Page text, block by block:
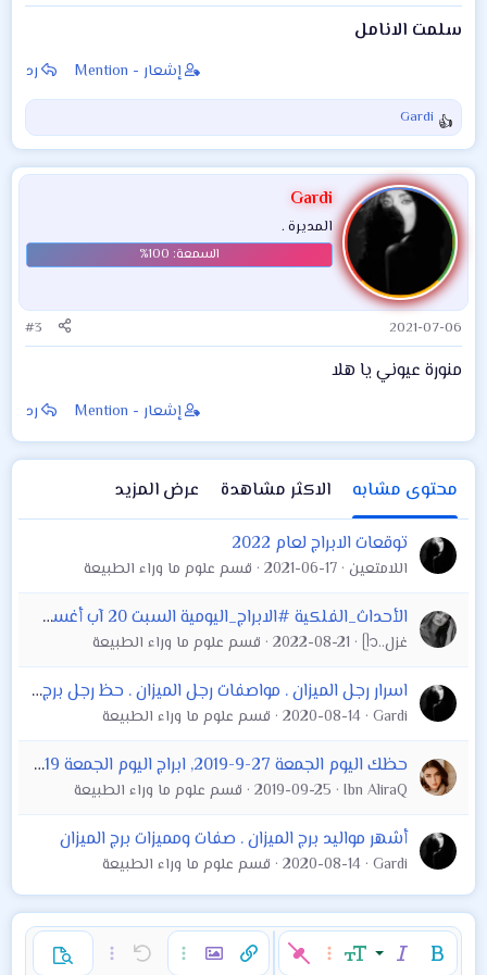
سلمت الانامل
إشعار - Mention رد
ا
ل
ت
ف
ا
ع
ل
ا
ت
:
Gardi
Gardi
المديرة .
2021-07-06
#3
‏منورة عيوني يا هلا
إشعار - Mention رد
محتوى مشابه الاكثر مشاهدة
عرض المزيد
توقعات الابراج لعام 2022
اللامتعين 2021-06-17 قسم علوم ما وراء الطبيعة
الأحداث_الفلكية #الابراج_اليومية السبت 20 آب أغسطس 2022
غزل..ᥫ᭡ 2022-08-21 قسم علوم ما وراء الطبيعة
اسرار رجل الميزان . مواصفات رجل الميزان . حظ رجل برج الميزان . صحة رجل الميزان . خفايا رجل الميزان
Gardi
2020-08-14 قسم علوم ما وراء الطبيعة
حظك اليوم الجمعة 27-9-2019, ابراج اليوم الجمعة 27/9/2019, برجك اليوم 27 سبتمبر 2019
Ibn AliraQ
2019-09-25 قسم علوم ما وراء الطبيعة
أشهر مواليد برج الميزان . صفات ومميزات برج الميزان
Gardi
2020-08-14 قسم علوم ما وراء الطبيعة
غامق مائل حجم الخطخيارات إضافية…إدراج رابطإدراج صورةخيارات إضافية…
تراجع خيارات إضافية…
معاينة